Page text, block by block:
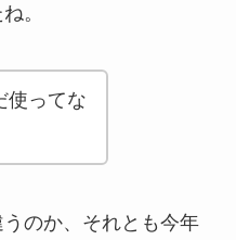
。
使ってな
のか、それとも今年